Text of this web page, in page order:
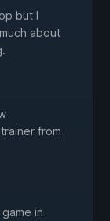
but I
about
from
in